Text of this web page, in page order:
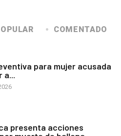
COMENTADO
para mujer acusada
a...
presenta acciones